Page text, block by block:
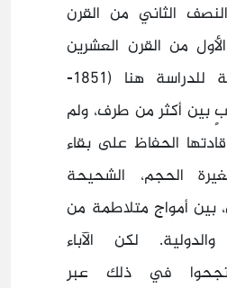
الثاني من القرن
من القرن العشرين
-وهي الفترة الخاضعة للدراسة هنا (1851-
بين أكثر من طرف، ولم
الحفاظ على بقاء
الحجم، الشحيحة
بين أمواج متلاطمة من
لكن الآباء
نجحوا في ذلك عبر